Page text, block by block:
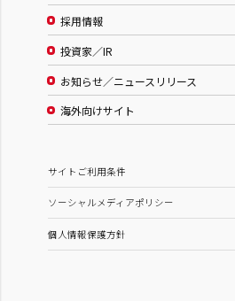
採用情報
投資家／IR
お知らせ／ニュースリリース
海外向けサイト
サイトご利用条件
ソーシャルメディアポリシー
個人情報保護方針